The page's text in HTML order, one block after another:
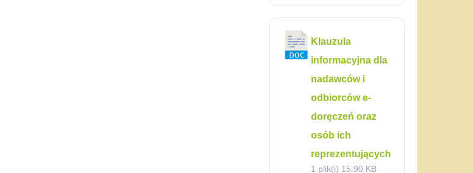
Klauzula
informacyjna dla
nadawców i
odbiorców e-
doręczeń oraz
osób ich
reprezentujących
1 plik(i) 15.90 KB